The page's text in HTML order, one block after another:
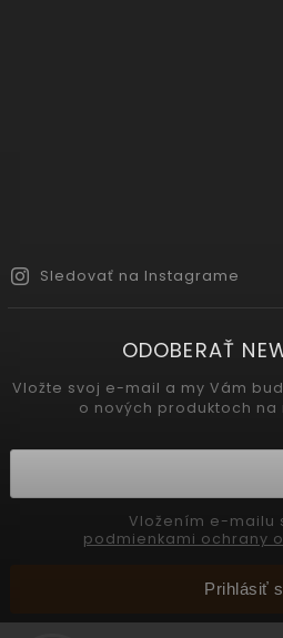
Sledovať na Instagrame
ODOBERAŤ
Vložte svoj e-mail a my Vám
o nových produktoch
podmienkami ochrany
Prihlásiť